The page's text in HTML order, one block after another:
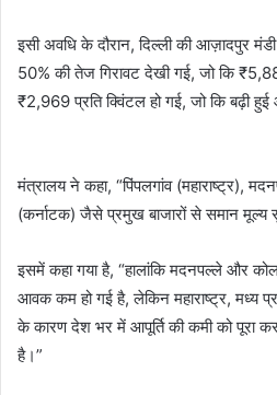
इसी अवधि के दौरान, दिल्ली की आज़ादपुर
50% की तेज गिरावट देखी गई, जो कि
₹2,969 प्रति क्विंटल हो गई, जो कि बढ़ी
मंत्रालय ने कहा, “पिंपलगांव (महाराष्ट्र),
(कर्नाटक) जैसे प्रमुख बाजारों से समान मूल्य
इसमें कहा गया है, “हालांकि मदनपल्ले और
आवक कम हो गई है, लेकिन महाराष्ट्र, मध्य
के कारण देश भर में आपूर्ति की कमी को पूरा
है।”